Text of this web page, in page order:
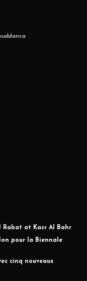
Rabat at Kasr Al Bahr
pour la Biennale
cinq nouveaux